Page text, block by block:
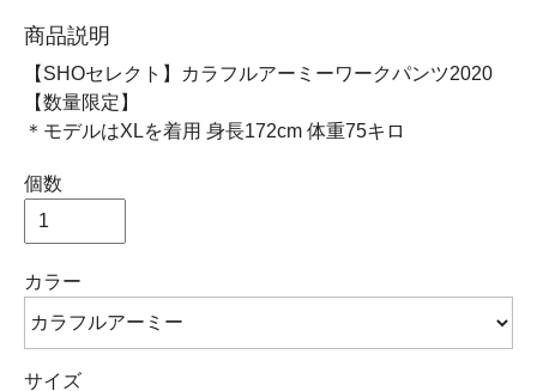
商品説明
【SHOセレクト】カラフルアーミーワークパンツ2020
【数量限定】
＊モデルはXLを着用 身長172cm 体重75キロ
個数
カラー
サイズ